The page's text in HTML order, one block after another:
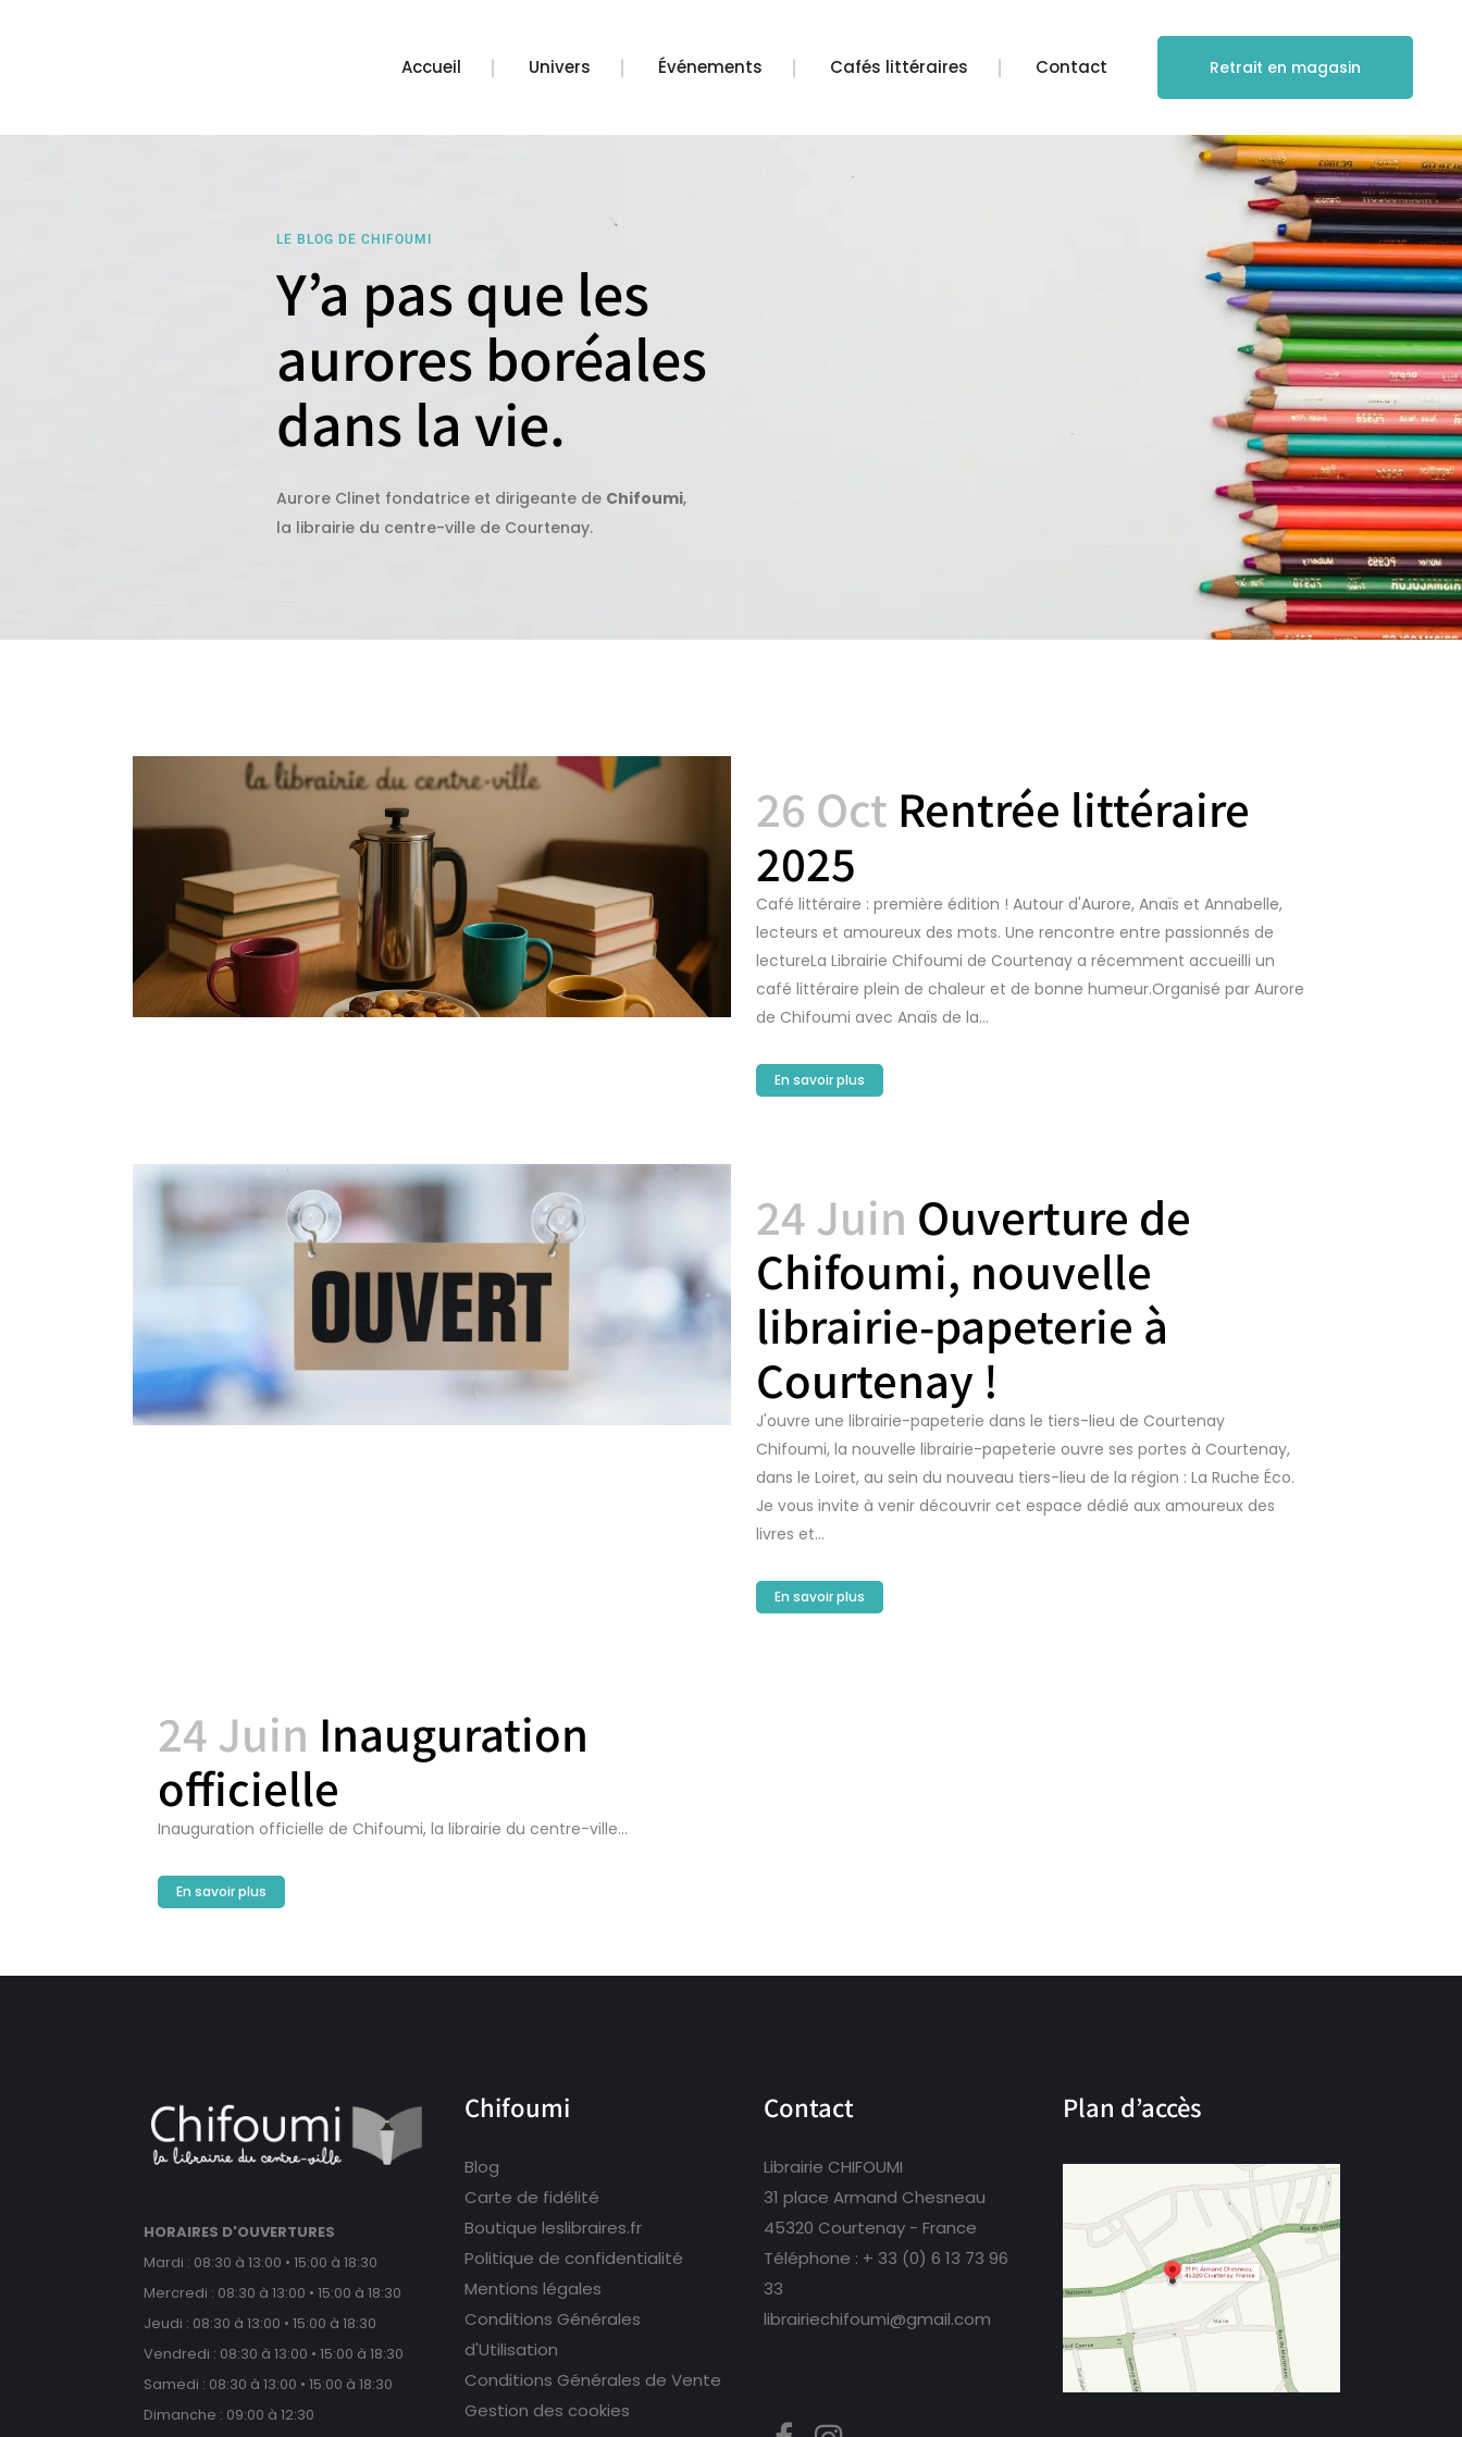
Retrait en magasin
Accueil Univers Événements Cafés littéraires Contact
LE BLOG DE CHIFOUMI
Y’a pas que les
aurores boréales
dans la vie.
Aurore Clinet fondatrice et dirigeante de Chifoumi,
la librairie du centre-ville de Courtenay.
26 Oct Rentrée littéraire
2025
Café littéraire : première édition ! Autour d'Aurore, Anaïs et Annabelle,
lecteurs et amoureux des mots. Une rencontre entre passionnés de
lectureLa Librairie Chifoumi de Courtenay a récemment accueilli un
café littéraire plein de chaleur et de bonne humeur.Organisé par Aurore
de Chifoumi avec Anaïs de la...
En savoir plus
24 Juin Ouverture de
Chifoumi, nouvelle
librairie-papeterie à
Courtenay !
J'ouvre une librairie-papeterie dans le tiers-lieu de Courtenay
Chifoumi, la nouvelle librairie-papeterie ouvre ses portes à Courtenay,
dans le Loiret, au sein du nouveau tiers-lieu de la région : La Ruche Éco.
Je vous invite à venir découvrir cet espace dédié aux amoureux des
livres et...
En savoir plus
24 Juin Inauguration
officielle
Inauguration officielle de Chifoumi, la librairie du centre-ville...
En savoir plus
HORAIRES D'OUVERTURES
Mardi : 08:30 à 13:00 • 15:00 à 18:30
Mercredi : 08:30 à 13:00 • 15:00 à 18:30
Jeudi : 08:30 à 13:00 • 15:00 à 18:30
Vendredi : 08:30 à 13:00 • 15:00 à 18:30
Samedi : 08:30 à 13:00 • 15:00 à 18:30
Dimanche : 09:00 à 12:30
Chifoumi
Blog
Carte de fidélité
Boutique leslibraires.fr
Politique de confidentialité
Mentions légales
Conditions Générales
d'Utilisation
Conditions Générales de Vente
Gestion des cookies
Contact
Librairie CHIFOUMI
31 place Armand Chesneau
45320 Courtenay - France
Téléphone : + 33 (0) 6 13 73 96
33
librairiechifoumi@gmail.com
Plan d’accès